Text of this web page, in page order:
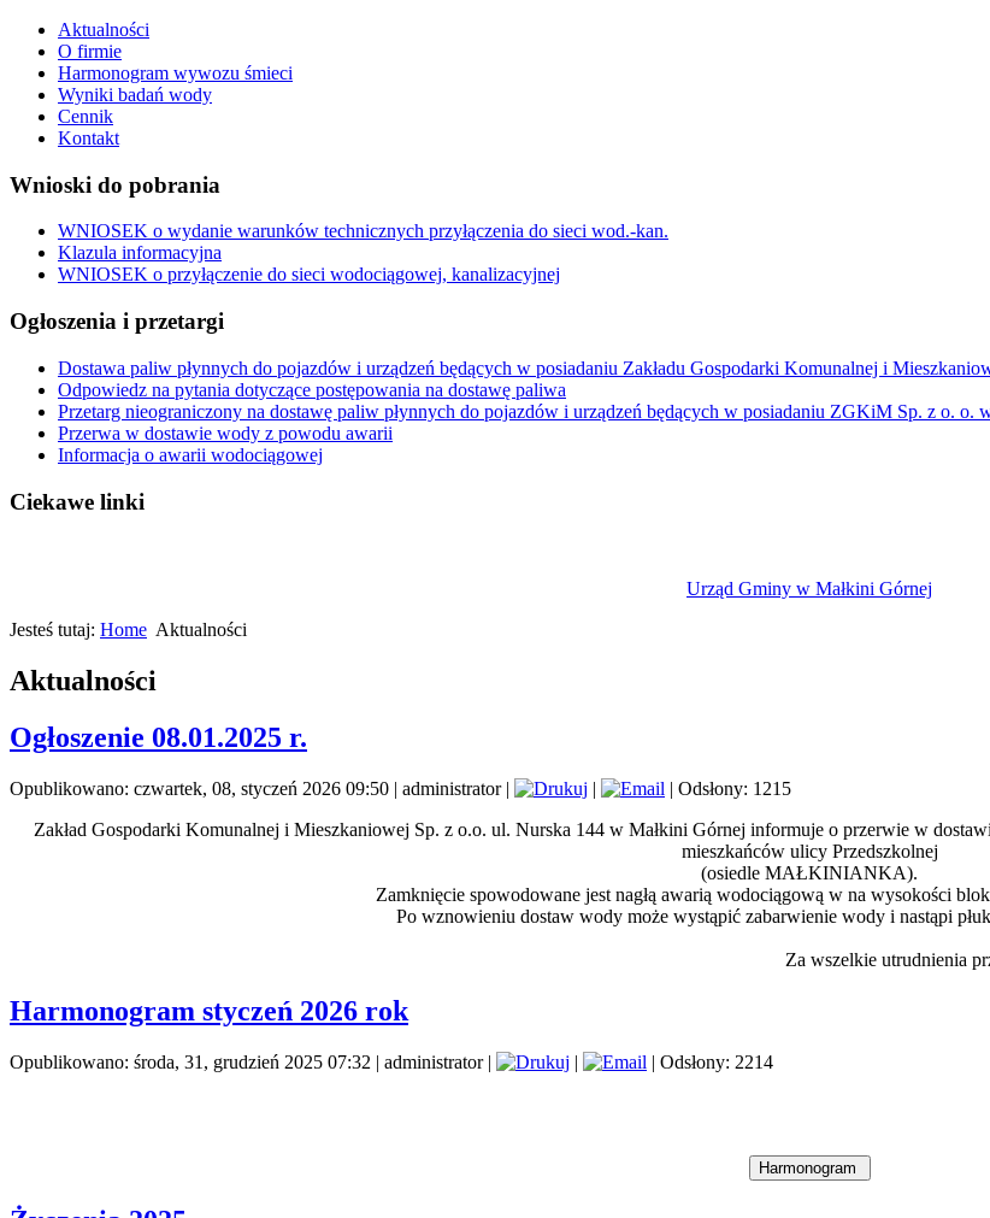
Aktualności
O firmie
Harmonogram wywozu śmieci
Wyniki badań wody
Cennik
Kontakt
Wnioski do pobrania
WNIOSEK o wydanie warunków technicznych przyłączenia do sieci wod.-kan.
Klazula informacyjna
WNIOSEK o przyłączenie do sieci wodociągowej, kanalizacyjnej
Ogłoszenia i przetargi
Dostawa paliw płynnych do pojazdów i urządzeń będących w posiadaniu Zakładu Gospodarki Komunalnej i
Odpowiedz na pytania dotyczące postępowania na dostawę paliwa
Przetarg nieograniczony na dostawę paliw płynnych do pojazdów i urządzeń będących w posiadaniu ZGKiM Sp. z o. o.
Przerwa w dostawie wody z powodu awarii
Informacja o awarii wodociągowej
Ciekawe linki
Urząd Gminy w Małkini Górnej
Jesteś tutaj: Home Aktualności
Aktualności
Ogłoszenie 08.01.2025 r.
Opublikowano: czwartek, 08, styczeń 2026 09:50 | administrator| |
| Odsłony: 1215
Zakład Gospodarki Komunalnej i Mieszkaniowej Sp. z o.o. ul. Nurska 144 w Małkini Górnej informuje o przerwie w
mieszkańców ulicy Przedszkolnej
(osiedle MAŁKINIANKA).
Zamknięcie spowodowane jest nagłą awarią wodociągową w na wysokości
Po wznowieniu dostaw wody może wystąpić zabarwienie wody i nastąpi
Za wszelkie utrudnienia
Harmonogram styczeń 2026 rok
Opublikowano: środa, 31, grudzień 2025 07:32 | administrator| | | Odsłony: 2214